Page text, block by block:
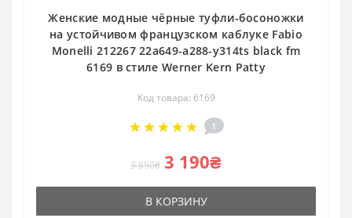
Женские модные чёрные туфли-босоножки
на устойчивом французском каблуке Fabio
Monelli 212267 22a649-a288-y314ts black fm
6169 в стиле Werner Kern Patty
Код товара: 6169
1
3 850₴ 3 190₴
В КОРЗИНУ